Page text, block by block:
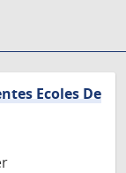
Ecoles De